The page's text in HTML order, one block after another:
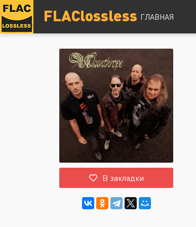
FLAClossless ГЛАВНАЯ
DSD
Hi-Res
Lossless
Vinyl
Топ 100
В закладки